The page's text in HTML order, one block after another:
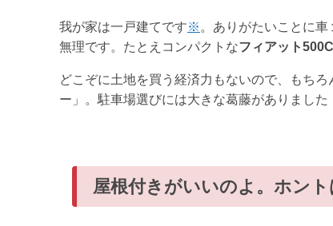
我が家は一戸建てです※ 。ありがたいことに
無理です。たとえコンパクトなフィアット
どこぞに土地を買う経済力もないので、もちろ
ー」。駐車場選びには大きな葛藤がありました
屋根付きがいいのよ。ホント